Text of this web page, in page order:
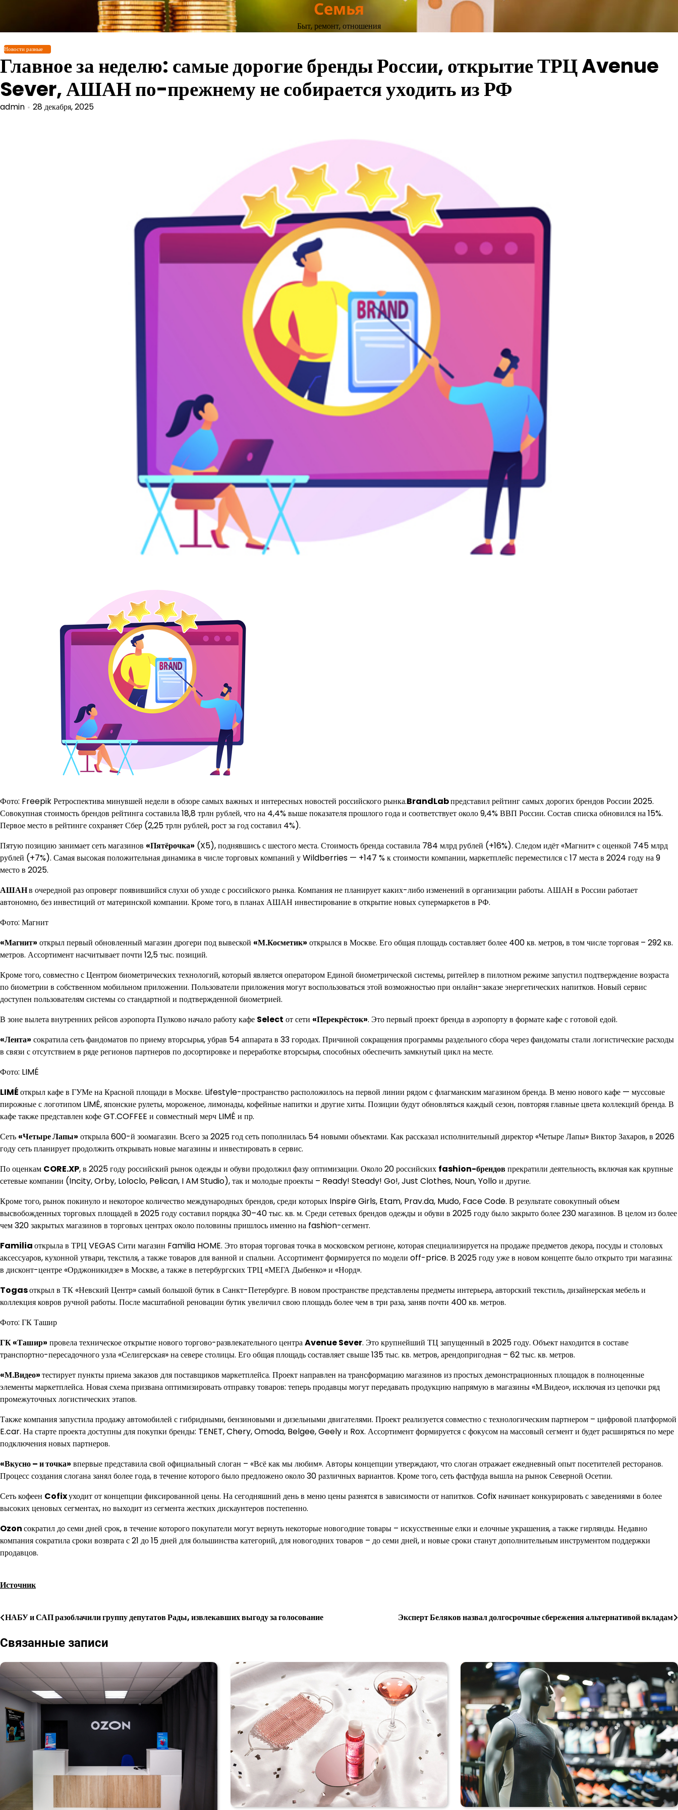
содержимому
Семья
Быт, ремонт, отношения
Новости разные
Главное за неделю: самые дорогие бренды России, открытие ТРЦ Avenue
Sever, АШАН по-прежнему не собирается уходить из РФ
admin 28 декабря, 2025
Фото: Freepik Ретроспектива минувшей недели в обзоре самых важных и интересных новостей российского рынка.BrandLabпредставил рейтинг самых дорогих брендов России 2025.
Совокупная стоимость брендов рейтинга составила 18,8 трлн рублей, что на 4,4% выше показателя прошлого года и соответствует около 9,4% ВВП России. Состав списка обновился на 15%.
Первое место в рейтинге сохраняет Сбер (2,25 трлн рублей, рост за год составил 4%).
Пятую позицию занимает сеть магазинов «Пятёрочка» (X5), поднявшись с шестого места. Стоимость бренда составила 784 млрд рублей (+16%). Следом идёт «Магнит» с оценкой 745 млрд
рублей (+7%). Самая высокая положительная динамика в числе торговых компаний у Wildberries — +147 % к стоимости компании, маркетплейс переместился с 17 места в 2024 году на 9
место в 2025.
АШАНв очередной раз опроверг появившийся слухи об уходе с российского рынка. Компания не планирует каких-либо изменений в организации работы. АШАН в России работает
автономно, без инвестиций от материнской компании. Кроме того, в планах АШАН инвестирование в открытие новых супермаркетов в РФ.
Фото: Магнит
«Магнит» открыл первый обновленный магазин дрогери под вывеской «М.Косметик» открылся в Москве. Его общая площадь составляет более 400 кв. метров, в том числе торговая – 292 кв.
метров. Ассортимент насчитывает почти 12,5 тыс. позиций.
Кроме того, совместно с Центром биометрических технологий, который является оператором Единой биометрической системы, ритейлер в пилотном режиме запустил подтверждение возраста
по биометрии в собственном мобильном приложении. Пользователи приложения могут воспользоваться этой возможностью при онлайн-заказе энергетических напитков. Новый сервис
доступен пользователям системы со стандартной и подтвержденной биометрией.
В зоне вылета внутренних рейсов аэропорта Пулково начало работу кафе Select от сети «Перекрёсток». Это первый проект бренда в аэропорту в формате кафе с готовой едой.
«Лента» сократила сеть фандоматов по приему вторсырья, убрав 54 аппарата в 33 городах. Причиной сокращения программы раздельного сбора через фандоматы стали логистические расходы
в связи с отсутствием в ряде регионов партнеров по досортировке и переработке вторсырья, способных обеспечить замкнутый цикл на месте.
Фото: LIMÉ
LIMÉоткрыл кафе в ГУМе на Красной площади в Москве. Lifestyle-пространство расположилось на первой линии рядом с флагманским магазином бренда. В меню нового кафе — муссовые
пирожные с логотипом LIMÉ, японские рулеты, мороженое, лимонады, кофейные напитки и другие хиты. Позиции будут обновляться каждый сезон, повторяя главные цвета коллекций бренда. В
кафе также представлен кофе GT.COFFEE и совместный мерч LIMÉ и пр.
Сеть «Четыре Лапы» открыла 600-й зоомагазин. Всего за 2025 год сеть пополнилась 54 новыми объектами. Как рассказал исполнительный директор «Четыре Лапы» Виктор Захаров, в 2026
году сеть планирует продолжить открывать новые магазины и инвестировать в сервис.
По оценкам CORE.XP, в 2025 году российский рынок одежды и обуви продолжил фазу оптимизации. Около 20 российских fashion-брендовпрекратили деятельность, включая как крупные
сетевые компании (Incity, Orby, Loloclo, Pelican, I AM Studio), так и молодые проекты – Ready! Steady! Go!, Just Clothes, Noun, Yollo и другие.
Кроме того, рынок покинуло и некоторое количество международных брендов, среди которых Inspire Girls, Etam, Prav.da, Mudo, Face Code. В результате совокупный объем
высвобожденных торговых площадей в 2025 году составил порядка 30–40 тыс. кв. м. Среди сетевых брендов одежды и обуви в 2025 году было закрыто более 230 магазинов. В целом из более
чем 320 закрытых магазинов в торговых центрах около половины пришлось именно на fashion-сегмент.
Familiaоткрыла в ТРЦ VEGAS Сити магазин Familia HOME. Это вторая торговая точка в московском регионе, которая специализируется на продаже предметов декора, посуды и столовых
аксессуаров, кухонной утвари, текстиля, а также товаров для ванной и спальни. Ассортимент формируется по модели off-price. В 2025 году уже в новом концепте было открыто три магазина:
в дисконт-центре «Орджоникидзе» в Москве, а также в петербургских ТРЦ «МЕГА Дыбенко» и «Норд».
Togasоткрыл в ТК «Невский Центр» самый большой бутик в Санкт-Петербурге. В новом пространстве представлены предметы интерьера, авторский текстиль, дизайнерская мебель и
коллекция ковров ручной работы. После масштабной реновации бутик увеличил свою площадь более чем в три раза, заняв почти 400 кв. метров.
Фото: ГК Ташир
ГК «Ташир» провела техническое открытие нового торгово-развлекательного центраAvenue Sever. Это крупнейший ТЦ запущенный в 2025 году. Объект находится в составе
транспортно-пересадочного узла «Селигерская» на севере столицы. Его общая площадь составляет свыше 135 тыс. кв. метров, арендопригодная – 62 тыс. кв. метров.
«М.Видео»тестирует пункты приема заказов для поставщиков маркетплейса. Проект направлен на трансформацию магазинов из простых демонстрационных площадок в полноценные
элементы маркетплейса. Новая схема призвана оптимизировать отправку товаров: теперь продавцы могут передавать продукцию напрямую в магазины «М.Видео», исключая из цепочки ряд
промежуточных логистических этапов.
Также компания запустила продажу автомобилей с гибридными, бензиновыми и дизельными двигателями. Проект реализуется совместно с технологическим партнером – цифровой платформой
E.car. На старте проекта доступны для покупки бренды: TENET, Chery, Omoda, Belgee, Geely и Rox. Ассортимент формируется с фокусом на массовый сегмент и будет расширяться по мере
подключения новых партнеров.
«Вкусно – и точка» впервые представила свой официальный слоган – «Всё как мы любим». Авторы концепции утверждают, что слоган отражает ежедневный опыт посетителей ресторанов.
Процесс создания слогана занял более года, в течение которого было предложено около 30 различных вариантов. Кроме того, сеть фастфуда вышла на рынок Северной Осетии.
Сеть кофеен Cofixуходит от концепции фиксированной цены. На сегодняшний день в меню цены разнятся в зависимости от напитков. Cofix начинает конкурировать с заведениями в более
высоких ценовых сегментах, но выходит из сегмента жестких дискаунтеров постепенно.
Ozonсократил до семи дней срок, в течение которого покупатели могут вернуть некоторые новогодние товары – искусственные елки и елочные украшения, а также гирлянды. Недавно
компания сократила сроки возврата с 21 до 15 дней для большинства категорий, для новогодних товаров – до семи дней, и новые сроки станут дополнительным инструментом поддержки
продавцов.
Источник
Навигация
по
НАБУ и САП разоблачили группу депутатов Рады, извлекавших выгоду за голосование Эксперт Беляков назвал долгосрочные сбережения альтернативой вкладам
Связанные записи